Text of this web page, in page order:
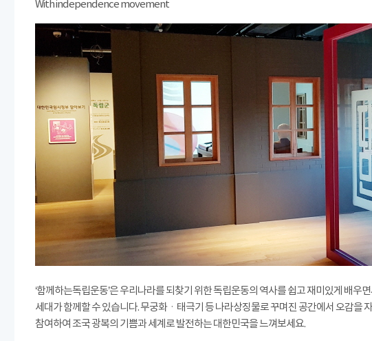
With independence movement
‘함께하는독립운동’은 우리나라를 되찾기 위한 독립운동의 역사를 쉽고 재미있게 배
세대가 함께할 수 있습니다. 무궁화ㆍ태극기 등 나라상징물로 꾸며진 공간에서 오감을
참여하여 조국 광복의 기쁨과 세계로 발전하는 대한민국을 느껴보세요.